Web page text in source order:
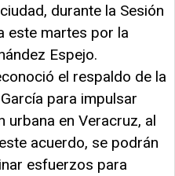
durante la Sesión
este martes por la
Espejo.
el respaldo de la
para impulsar
en Veracruz, al
acuerdo, se podrán
esfuerzos para